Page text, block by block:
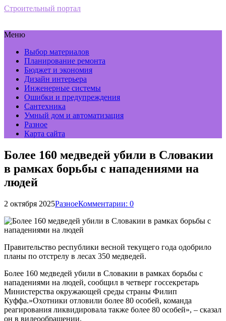
Строительный портал
Меню
Выбор материалов
Планирование ремонта
Бюджет и экономия
Дизайн интерьера
Инженерные системы
Ошибки и предупреждения
Сантехника
Умный дом и автоматизация
Разное
Карта сайта
Более 160 медведей убили в Словакии
в рамках борьбы с нападениями на
людей
2 октября 2025РазноеКомментарии: 0
Правительство республики весной текущего года одобрило
планы по отстрелу в лесах 350 медведей.
Более 160 медведей убили в Словакии в рамках борьбы с
нападениями на людей, сообщил в четверг госсекретарь
Министерства окружающей среды страны Филип
Куффа.»Охотники отловили более 80 особей, команда
реагирования ликвидировала также более 80 особей», – сказал
он в видеообращении.